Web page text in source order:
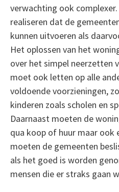
verwachting ook
realiseren dat de
kunnen uitvoeren als
Het oplossen van het
over het simpel neerzetten
moet ook letten op alle
voldoende voorzieningen,
kinderen zoals scholen en
Daarnaast moeten de
qua koop of huur maar ook
moeten de gemeenten
als het goed is worden
mensen die er straks gaan